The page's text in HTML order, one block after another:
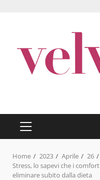
PRIMARY
MENU
Home 2023 Aprile
26
Stress, lo sapevi che i
eliminare subito dalla dieta